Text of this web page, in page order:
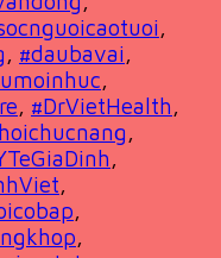
,
, #daubavai,
,
, #DrVietHealth,
,
,
,
,
,